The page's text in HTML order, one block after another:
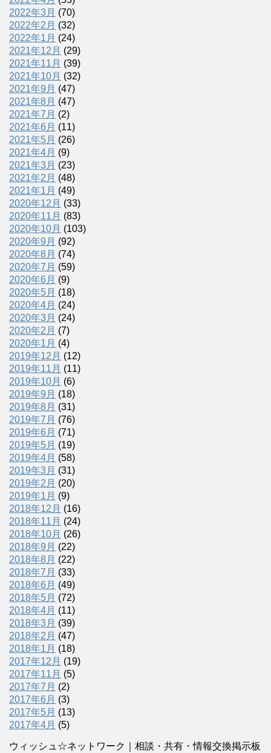
2022年3月 (70)
2022年2月 (32)
2022年1月 (24)
2021年12月 (29)
2021年11月 (39)
2021年10月 (32)
2021年9月 (47)
2021年8月 (47)
2021年7月 (2)
2021年6月 (11)
2021年5月 (26)
2021年4月 (9)
2021年3月 (23)
2021年2月 (48)
2021年1月 (49)
2020年12月 (33)
2020年11月 (83)
2020年10月 (103)
2020年9月 (92)
2020年8月 (74)
2020年7月 (59)
2020年6月 (9)
2020年5月 (18)
2020年4月 (24)
2020年3月 (24)
2020年2月 (7)
2020年1月 (4)
2019年12月 (12)
2019年11月 (11)
2019年10月 (6)
2019年9月 (18)
2019年8月 (31)
2019年7月 (76)
2019年6月 (71)
2019年5月 (19)
2019年4月 (58)
2019年3月 (31)
2019年2月 (20)
2019年1月 (9)
2018年12月 (16)
2018年11月 (24)
2018年10月 (26)
2018年9月 (22)
2018年8月 (22)
2018年7月 (33)
2018年6月 (49)
2018年5月 (72)
2018年4月 (11)
2018年3月 (39)
2018年2月 (47)
2018年1月 (18)
2017年12月 (19)
2017年11月 (5)
2017年7月 (2)
2017年6月 (3)
2017年5月 (13)
2017年4月 (5)
ウィッシュ☆ネットワーク｜相談・共有・情報交換掲示板